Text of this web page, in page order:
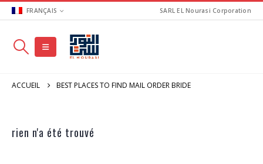
FRANÇAIS SARL EL Nourasi Corporation
ACCUEIL BEST PLACES TO FIND MAIL ORDER BRIDE
rien n'a été trouvé